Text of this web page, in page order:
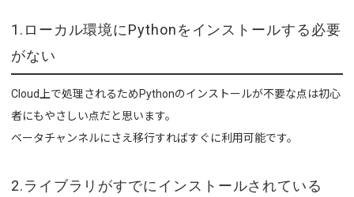
1.ローカル環境にPythonをインストールする必要
がない
Cloud上で処理されるためPythonのインストールが不要な点は初心
者にもやさしい点だと思います。
ベータチャンネルにさえ移行すればすぐに利用可能です。
2.ライブラリがすでにインストールされている